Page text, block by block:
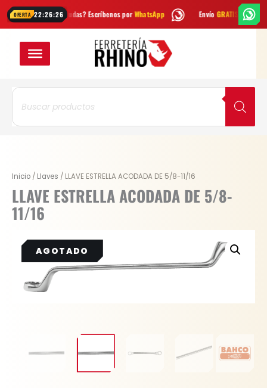
OFERTA 22:26:26
¿Dudas? Escríbenos porWhatsApp Envío GRATISen Bogotá
Búsqueda
productos
Inicio / Llaves / LLAVE ESTRELLA ACODADA DE 5/8-11/16
LLAVE ESTRELLA ACODADA DE 5/8-
11/16